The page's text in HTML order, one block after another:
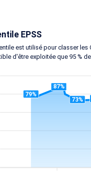
EPSS
est utilisé pour classer les
d'être exploitée que 95 %
79%
87%
73%